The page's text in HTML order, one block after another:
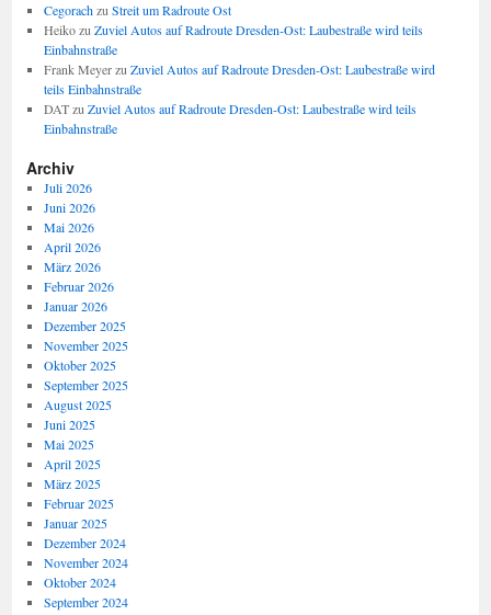
Cegorachzu Streit um Radroute Ost
Heikozu Zuviel Autos auf Radroute Dresden-Ost: Laubestraße wird teils
Einbahnstraße
Frank Meyerzu Zuviel Autos auf Radroute Dresden-Ost: Laubestraße wird
teils Einbahnstraße
DATzu Zuviel Autos auf Radroute Dresden-Ost: Laubestraße wird teils
Einbahnstraße
Archiv
Juli 2026
Juni 2026
Mai 2026
April 2026
März 2026
Februar 2026
Januar 2026
Dezember 2025
November 2025
Oktober 2025
September 2025
August 2025
Juni 2025
Mai 2025
April 2025
März 2025
Februar 2025
Januar 2025
Dezember 2024
November 2024
Oktober 2024
September 2024